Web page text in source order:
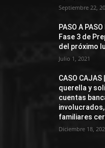
Septiembre 22,
PASO A
Fase 3 de
del próximo
Julio 1, 2021
CASO CAJAS
querella y
cuentas
familiares
Diciembre 18,